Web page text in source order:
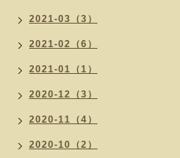
2021-03（3）
2021-02（6）
2021-01（1）
2020-12（3）
2020-11（4）
2020-10（2）